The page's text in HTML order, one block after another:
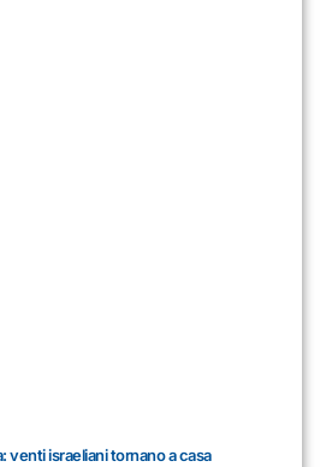
venti israeliani tornano a casa